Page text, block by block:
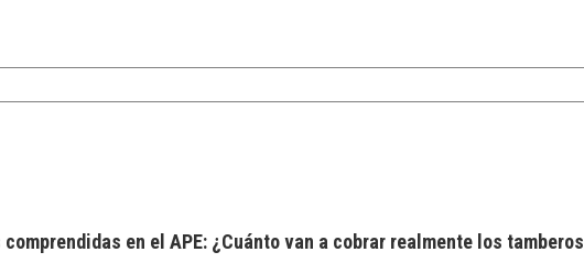
en el APE: ¿Cuánto van a cobrar realmente los tamberos